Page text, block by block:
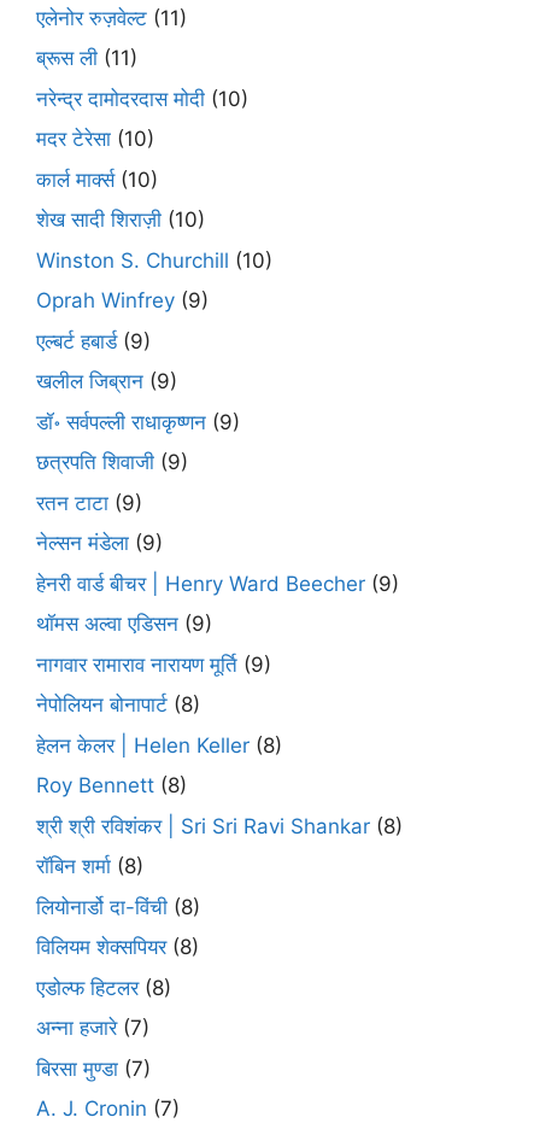
एलेनोर रुज़वेल्ट (11)
ब्रूस ली (11)
नरेन्द्र दामोदरदास मोदी (10)
मदर टेरेसा (10)
कार्ल मार्क्स(10)
शेख सादी शिराज़ी (10)
Winston S. Churchill (10)
Oprah Winfrey (9)
एल्बर्ट हबार्ड(9)
खलील जिब्रान (9)
डॉ॰ सर्वपल्ली राधाकृष्णन (9)
छत्रपति शिवाजी (9)
रतन टाटा (9)
नेल्सन मंडेला (9)
हेनरी वार्ड बीचर | Henry Ward Beecher (9)
थॉमस अल्वा एडिसन (9)
नागवार रामाराव नारायण मूर्ति (9)
नेपोलियन बोनापार्ट (8)
हेलन केलर | Helen Keller (8)
Roy Bennett (8)
श्री श्री रविशंकर | Sri Sri Ravi Shankar (8)
रॉबिन शर्मा (8)
लियोनार्डो दा-विंची (8)
विलियम शेक्सपियर(8)
एडोल्फ हिटलर(8)
अन्ना हजारे(7)
बिरसा मुण्डा (7)
A. J. Cronin (7)